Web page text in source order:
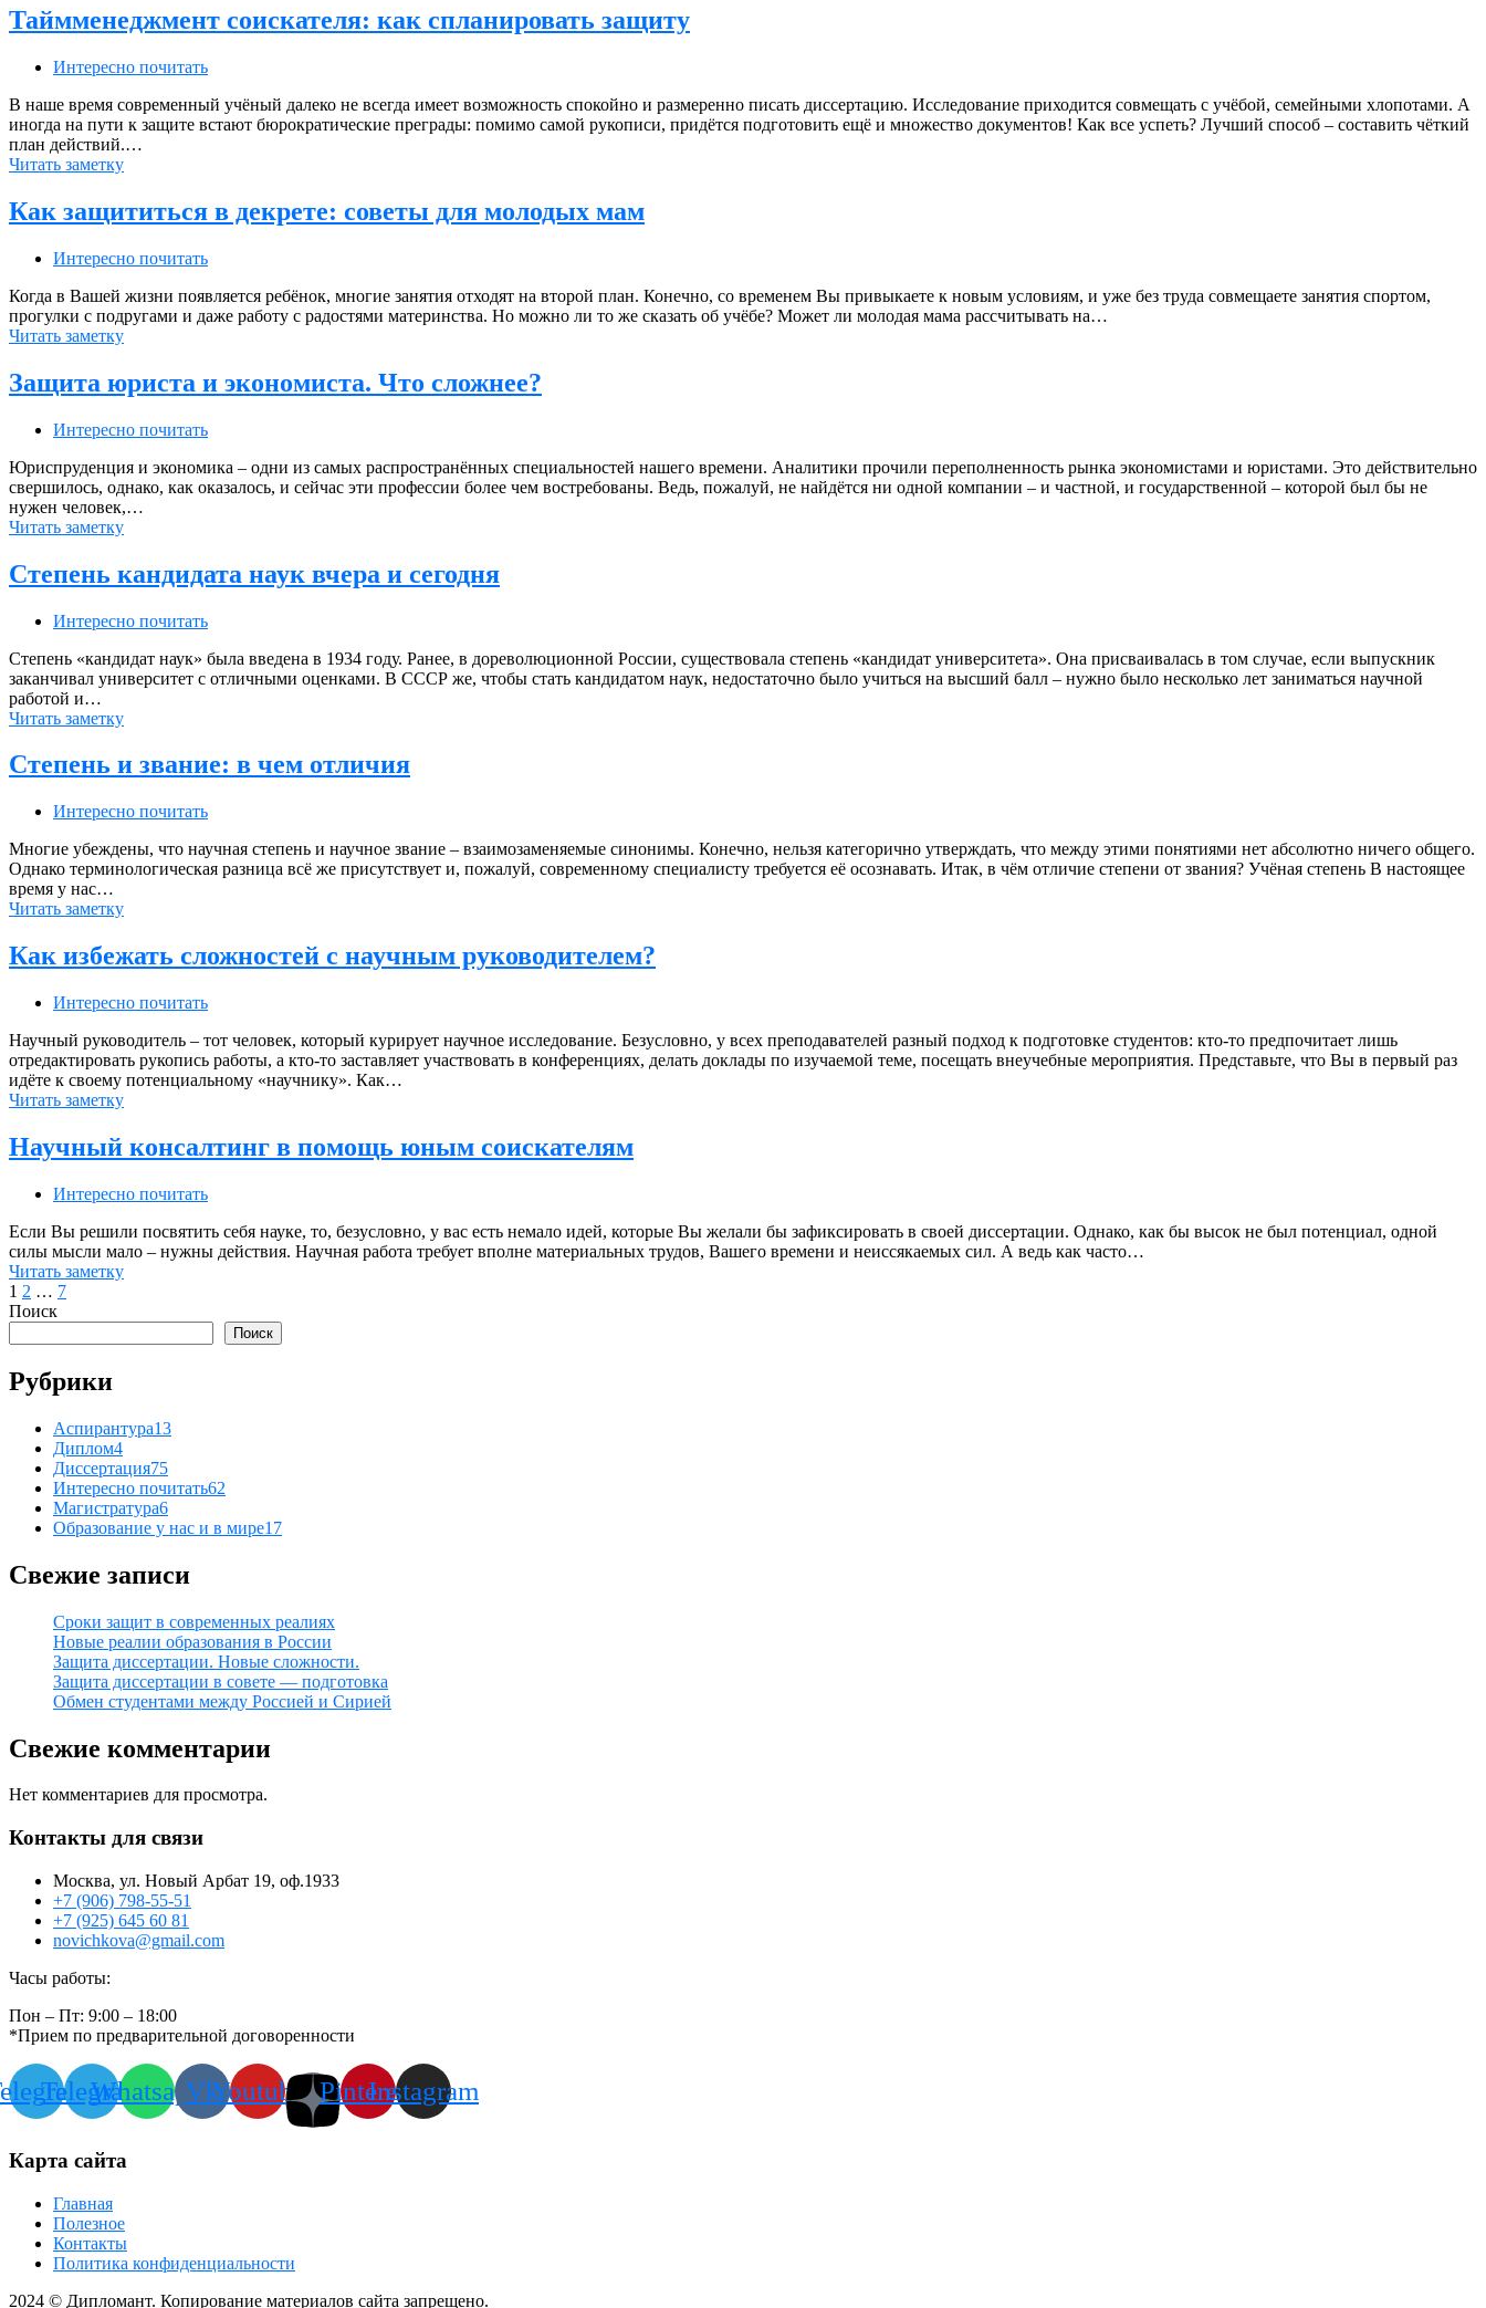
Таймменеджмент соискателя: как спланировать защиту
Интересно почитать
В наше время современный учёный далеко не всегда имеет возможность спокойно и размеренно писать диссертацию. Исследование приходится совмещать с учёбой, семейными хлопотами. А
иногда на пути к защите встают бюрократические преграды: помимо самой рукописи, придётся подготовить ещё и множество документов! Как все успеть? Лучший способ – составить чёткий
план действий.…
Читать заметку
Как защититься в декрете: советы для молодых мам
Интересно почитать
Когда в Вашей жизни появляется ребёнок, многие занятия отходят на второй план. Конечно, со временем Вы привыкаете к новым условиям, и уже без труда совмещаете занятия спортом,
прогулки с подругами и даже работу с радостями материнства. Но можно ли то же сказать об учёбе? Может ли молодая мама рассчитывать на…
Читать заметку
Защита юриста и экономиста. Что сложнее?
Интересно почитать
Юриспруденция и экономика – одни из самых распространённых специальностей нашего времени. Аналитики прочили переполненность рынка экономистами и юристами. Это действительно
свершилось, однако, как оказалось, и сейчас эти профессии более чем востребованы. Ведь, пожалуй, не найдётся ни одной компании – и частной, и государственной – которой был бы не
нужен человек,…
Читать заметку
Степень кандидата наук вчера и сегодня
Интересно почитать
Степень «кандидат наук» была введена в 1934 году. Ранее, в дореволюционной России, существовала степень «кандидат университета». Она присваивалась в том случае, если выпускник
заканчивал университет с отличными оценками. В СССР же, чтобы стать кандидатом наук, недостаточно было учиться на высший балл – нужно было несколько лет заниматься научной
работой и…
Читать заметку
Степень и звание: в чем отличия
Интересно почитать
Многие убеждены, что научная степень и научное звание – взаимозаменяемые синонимы. Конечно, нельзя категорично утверждать, что между этими понятиями нет абсолютно ничего общего.
Однако терминологическая разница всё же присутствует и, пожалуй, современному специалисту требуется её осознавать. Итак, в чём отличие степени от звания? Учёная степень В настоящее
время у нас…
Читать заметку
Как избежать сложностей с научным руководителем?
Интересно почитать
Научный руководитель – тот человек, который курирует научное исследование. Безусловно, у всех преподавателей разный подход к подготовке студентов: кто-то предпочитает лишь
отредактировать рукопись работы, а кто-то заставляет участвовать в конференциях, делать доклады по изучаемой теме, посещать внеучебные мероприятия. Представьте, что Вы в первый раз
идёте к своему потенциальному «научнику». Как…
Читать заметку
Научный консалтинг в помощь юным соискателям
Интересно почитать
Если Вы решили посвятить себя науке, то, безусловно, у вас есть немало идей, которые Вы желали бы зафиксировать в своей диссертации. Однако, как бы высок не был потенциал, одной
силы мысли мало – нужны действия. Научная работа требует вполне материальных трудов, Вашего времени и неиссякаемых сил. А ведь как часто…
Читать заметку
1 2 … 7
Поиск
Поиск
Рубрики
Аспирантура13
Диплом4
Диссертация75
Интересно почитать62
Магистратура6
Образование у нас и в мире17
Свежие записи
Сроки защит в современных реалиях
Новые реалии образования в России
Защита диссертации. Новые сложности.
Защита диссертации в совете — подготовка
Обмен студентами между Россией и Сирией
Свежие комментарии
Нет комментариев для просмотра.
Контакты для связи
Москва, ул. Новый Арбат 19, оф.1933
+7 (906) 798-55-51
+7 (925) 645 60 81
novichkova@gmail.com
Часы работы:
Пон – Пт: 9:00 – 18:00
*Прием по предварительной договоренности
TelegramWhatsappVkYoutube PinterestInstagram
Карта сайта
Главная
Полезное
Контакты
Политика конфиденциальности
2024 © Дипломант. Копирование материалов сайта запрещено.